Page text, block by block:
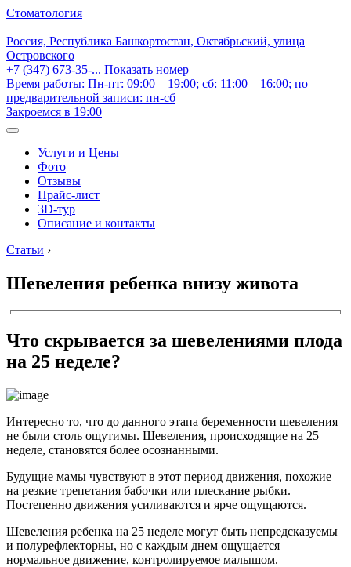
Стоматология
Россия, Республика Башкортостан, Октябрьский, улица
Островского
+7 (347) 673-35-... Показать номер
Время работы: Пн-пт: 09:00—19:00; сб: 11:00—16:00; по
предварительной записи: пн-сб
Закроемся в 19:00
Услуги и Цены
Фото
Отзывы
Прайс-лист
3D-тур
Описание и контакты
Статьи ›
Шевеления ребенка внизу живота
Что скрывается за шевелениями плода
на 25 неделе?
Интересно то, что до данного этапа беременности шевеления
не были столь ощутимы. Шевеления, происходящие на 25
неделе, становятся более осознанными.
Будущие мамы чувствуют в этот период движения, похожие
на резкие трепетания бабочки или плескание рыбки.
Постепенно движения усиливаются и ярче ощущаются.
Шевеления ребенка на 25 неделе могут быть непредсказуемы
и полурефлекторны, но с каждым днем ощущается
нормальное движение, контролируемое малышом.